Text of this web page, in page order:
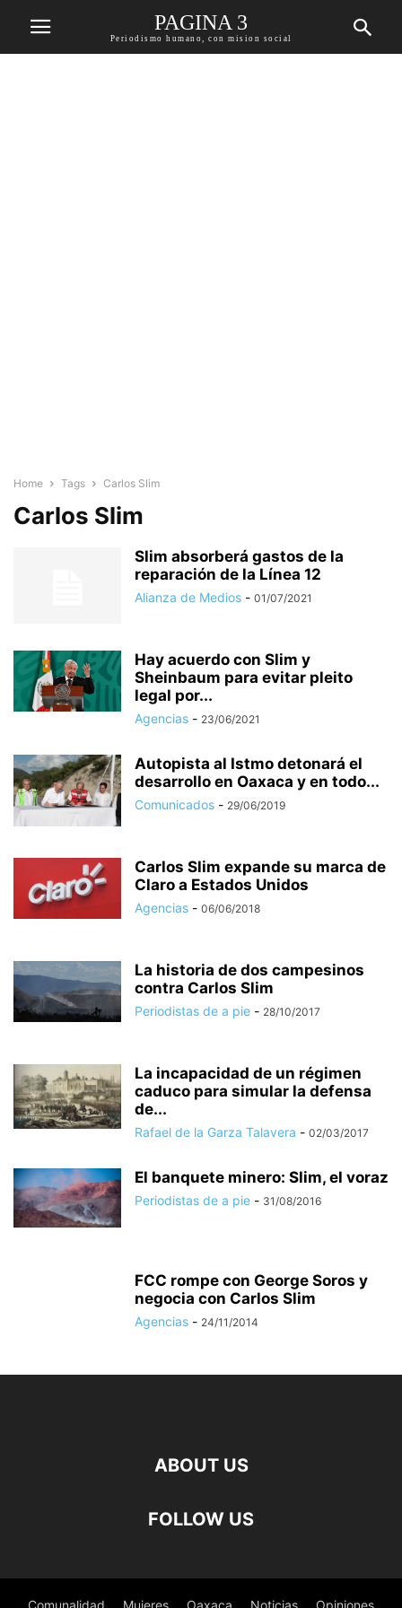
PAGINA 3
Periodismo humano, con mision social
Home Tags Carlos Slim
Carlos Slim
Slim absorberá gastos de la
reparación de la Línea 12
Alianza de Medios - 01/07/2021
Hay acuerdo con Slim y
Sheinbaum para evitar pleito
legal por...
Agencias - 23/06/2021
Autopista al Istmo detonará el
desarrollo en Oaxaca y en todo...
Comunicados - 29/06/2019
Carlos Slim expande su marca de
Claro a Estados Unidos
Agencias - 06/06/2018
La historia de dos campesinos
contra Carlos Slim
Periodistas de a pie - 28/10/2017
La incapacidad de un régimen
caduco para simular la defensa
de...
Rafael de la Garza Talavera - 02/03/2017
El banquete minero: Slim, el voraz
Periodistas de a pie - 31/08/2016
FCC rompe con George Soros y
negocia con Carlos Slim
Agencias - 24/11/2014
ABOUT US
FOLLOW US
Comunalidad Mujeres Oaxaca Noticias Opiniones